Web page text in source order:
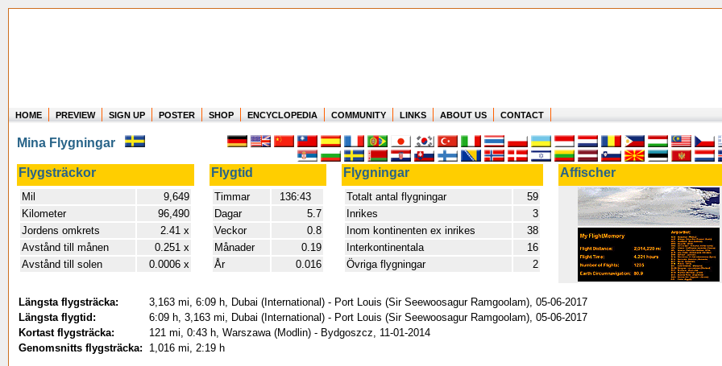
Where in the world have you flown?
How long have you been in the air?
Create your own FlightMemory and see!
HOME PREVIEW SIGN UP POSTER SHOP ENCYCLOPEDIA COMMUNITY LINKS ABOUT US CONTACT
Mina Flygningar
Flygsträckor Flygtid Flygningar Affischer
Mil
9,649
Kilometer
96,490
Jordens omkrets
2.41 x
Avstånd till månen
0.251 x
Avstånd till solen
0.0006 x
Timmar
136:43
Dagar
5.7
Veckor
0.8
Månader
0.19
År
0.016
Totalt antal flygningar
59
Inrikes
3
Inom kontinenten ex inrikes
38
Interkontinentala
16
Övriga flygningar
2
Längsta flygsträcka:
3,163 mi, 6:09 h, Dubai (International) - Port Louis (Sir Seewoosagur Ramgoolam), 05-06-2017
Längsta flygtid:
6:09 h, 3,163 mi, Dubai (International) - Port Louis (Sir Seewoosagur Ramgoolam), 05-06-2017
Kortast flygsträcka:
121 mi, 0:43 h, Warszawa (Modlin) - Bydgoszcz, 11-01-2014
Genomsnitts flygsträcka:
1,016 mi, 2:19 h